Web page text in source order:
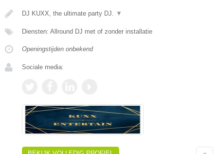
DJ KUXX, the ultimate party DJ. ▼
Diensten: Allround DJ met of zonder installatie
Openingstijden onbekend
Sociale media: